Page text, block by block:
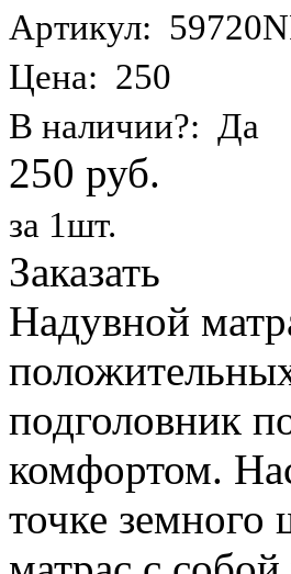
Артикул:
Цена: 250
В наличии?: Да
250 руб.
за 1шт.
Заказать
Надувной
подголовник
комфортом.
точке земного